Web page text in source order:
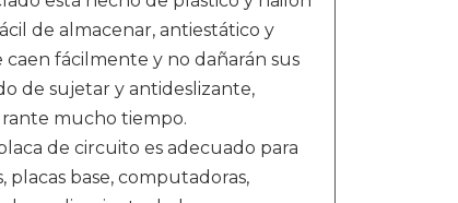
de almacenar, antiestático y
caen fácilmente y no dañarán sus
de sujetar y antideslizante,
mucho tiempo.
de circuito es adecuado para
placas base, computadoras,